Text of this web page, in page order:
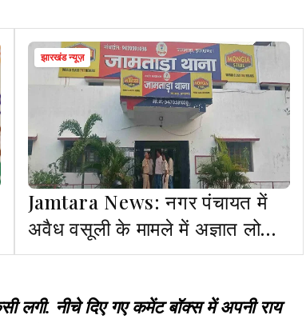
झारखंड न्यूज़
Jamtara News: नगर पंचायत में
अवैध वसूली के मामले में अज्ञात लोगों
पर FIR, जांच में जुटी पुलिस
नीचे दिए गए कमेंट बॉक्स में अपनी राय